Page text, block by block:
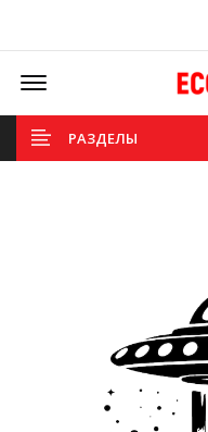
Offcanvas Menu Open
РАЗДЕЛЫ